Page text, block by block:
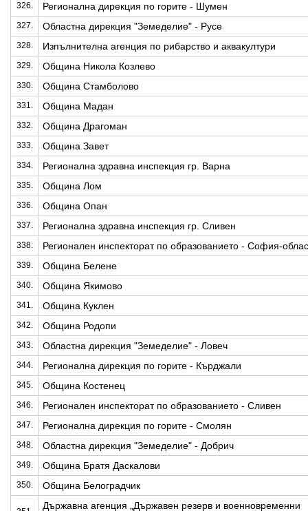
326. Регионална дирекция по горите - Шумен
327. Областна дирекция "Земеделие" - Русе
328. Изпълнителна агенция по рибарство и аквакултури
329. Община Никола Козлево
330. Община Стамболово
331. Община Мадан
332. Община Драгоман
333. Община Завет
334. Регионална здравна инспекция гр. Варна
335. Община Лом
336. Община Опан
337. Регионална здравна инспекция гр. Сливен
338. Регионален инспекторат по образованието - София-
339. Община Белене
340. Община Якимово
341. Община Куклен
342. Община Родопи
343. Областна дирекция "Земеделие" - Ловеч
344. Регионална дирекция по горите - Кърджали
345. Община Костенец
346. Регионален инспекторат по образованието - Сливен
347. Регионална дирекция по горите - Смолян
348. Областна дирекция "Земеделие" - Добрич
349. Община Братя Даскалови
350. Община Белоградчик
Държавна агенция „Държавен резерв и военновременни